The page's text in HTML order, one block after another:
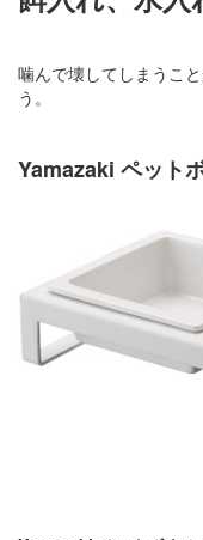
噛んで壊してしまうこ
う。
Yamazaki ペット